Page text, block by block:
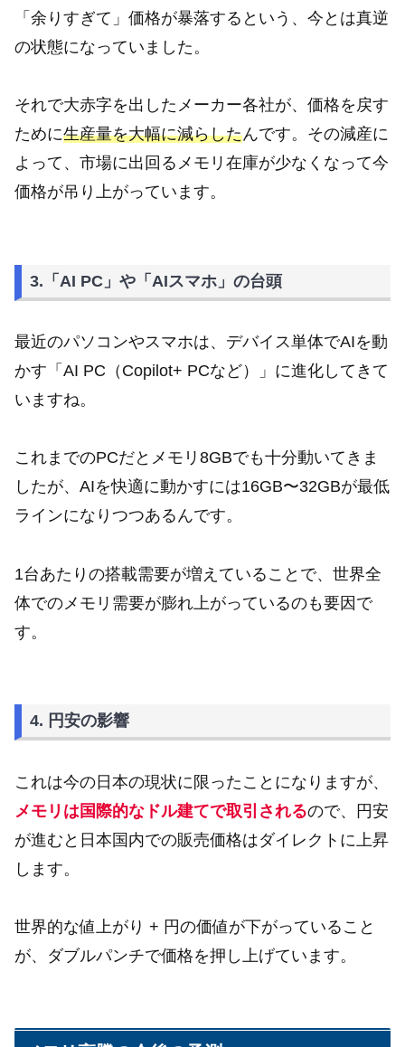
「余りすぎて」価格が暴落するという、今とは真逆
の状態になっていました。
それで大赤字を出したメーカー各社が、価格を戻す
ために生産量を大幅に減らしたんです。その減産に
よって、市場に出回るメモリ在庫が少なくなって今
価格が吊り上がっています。
3.「AI PC」や「AIスマホ」の台頭
最近のパソコンやスマホは、デバイス単体でAIを動
かす「AI PC（Copilot+ PCなど）」に進化してきて
いますね。
これまでのPCだとメモリ8GBでも十分動いてきま
したが、AIを快適に動かすには16GB〜32GBが最低
ラインになりつつあるんです。
1台あたりの搭載需要が増えていることで、世界全
体でのメモリ需要が膨れ上がっているのも要因で
す。
4. 円安の影響
これは今の日本の現状に限ったことになりますが、
メモリは国際的なドル建てで取引されるので、円安
が進むと日本国内での販売価格はダイレクトに上昇
します。
世界的な値上がり + 円の価値が下がっていること
が、ダブルパンチで価格を押し上げています。